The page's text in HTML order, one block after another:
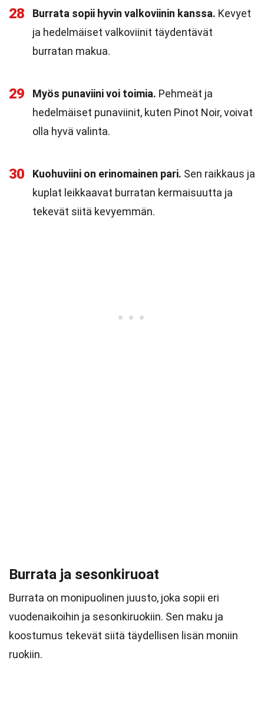
28 Burrata sopii hyvin valkoviinin kanssa. Kevyet
ja hedelmäiset valkoviinit täydentävät
burratan makua.
29 Myös punaviini voi toimia. Pehmeät ja
hedelmäiset punaviinit, kuten Pinot Noir, voivat
olla hyvä valinta.
30 Kuohuviini on erinomainen pari. Sen raikkaus ja
kuplat leikkaavat burratan kermaisuutta ja
tekevät siitä kevyemmän.
Burrata ja sesonkiruoat
Burrata on monipuolinen juusto, joka sopii eri
vuodenaikoihin ja sesonkiruokiin. Sen maku ja
koostumus tekevät siitä täydellisen lisän moniin
ruokiin.